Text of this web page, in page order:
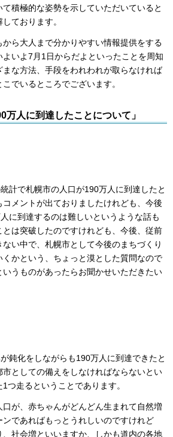
積極的な姿勢を示していただいていると
ております。
ら大人まで分かりやすい情報提供をする
よいよ7月1日からだよといったことを周知
な方法、手段をわれわれが取らなければ
でいるところでございます。
万人に到達したことについて」
計で札幌市の人口が190万人に到達したと
メントが出ておりましたけれども、今後
に到達するのは難しいというような話も
は突破したのですけれども、今後、従前
い中で、札幌市として今後のまちづくり
かという、ちょっと漠とした質問なので
うものがあったらお聞かせいただきたい
鈍化をしながらも190万人に到達できたと
としての備えをしなければならないとい
つ走るということであります。
口が、赤ちゃんがどんどん生まれて自然増
ンであればもっとうれしいのですけれど
、社会増といいますか、しかも道内の各地